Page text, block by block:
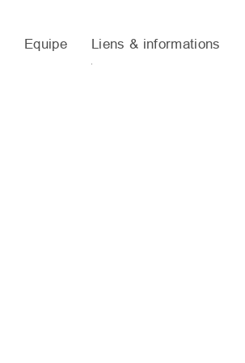
Equipe Liens & informations